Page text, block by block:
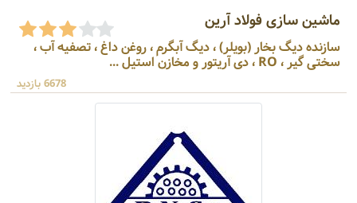
ماشین سازی فولاد آرین
سازنده دیگ بخار (بویلر) ، دیگ آبگرم ، روغن داغ ، تصفیه آب ،
سختی گیر ، RO ، دی آریتور و مخازن استیل ...
6678 بازدید